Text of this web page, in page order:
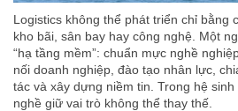
Logistics không thể phát triển chỉ bằng
kho bãi, sân bay hay công nghệ. Một
“hạ tầng mềm”: chuẩn mực nghề
nối doanh nghiệp, đào tạo nhân lực,
tác và xây dựng niềm tin. Trong hệ
nghề giữ vai trò không thể thay thế.